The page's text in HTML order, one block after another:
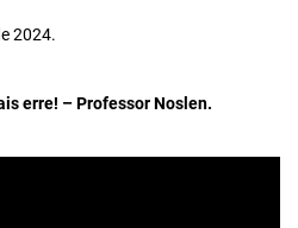
2024.
erre! – Professor Noslen.